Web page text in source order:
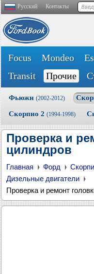
Русский Контакты
Focus Mondeo
Transit
Прочие
Фьюжн (2002-2012)
Скорпио 2 (1994-1998)
Проверка и
цилиндров
Главная Форд
Дизельные двигатели
Проверка и ремонт